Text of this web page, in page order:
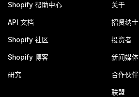
Shopify 帮助中心
API 文档
Shopify 社区
Shopify 博客
研究
关于
招贤纳士
投资者
新闻媒体
合作伙伴
联盟